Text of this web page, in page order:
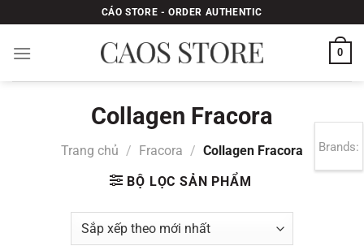
qua
nội
CÁO STORE - ORDER AUTHENTIC
0
Collagen Fracora
Trang chủ / Fracora / Collagen Fracora
BỘ LỌC SẢN PHẨM
Brands: